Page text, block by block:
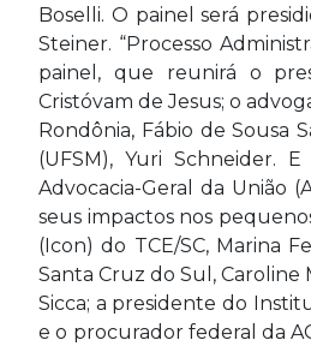
Boselli. O painel será
Steiner. “Processo
painel, que reunirá o
Cristóvam de Jesus; o
Rondônia, Fábio de Sousa
(UFSM), Yuri Schneider.
Advocacia-Geral da União
seus impactos nos
(Icon) do TCE/SC, Marina
Santa Cruz do Sul,
Sicca; a presidente do
e o procurador federal da